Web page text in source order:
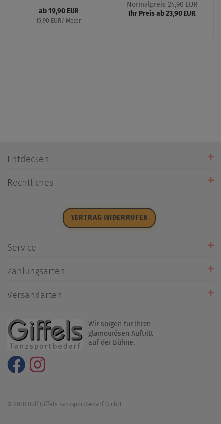
ab 19,90 EUR
19,90 EUR/ Meter
Normalpreis 24,90 EUR
Ihr Preis ab 23,90 EUR
Entdecken
Öffnungszeiten
Rechtliches
VERTRAG WIDERRUFEN
Service
Rückrufservice
Umtausch/Rücksendung
Zahlungsarten
Versandarten
Wir sorgen für Ihren
glamourösen Auftritt
auf der Bühne.
© 2018 Rolf Giffels Tanzsportbedarf GmbH